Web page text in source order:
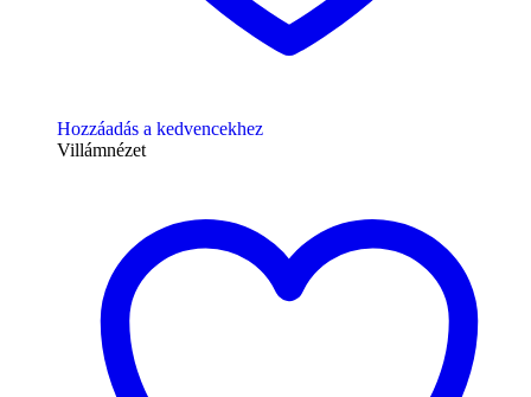
Hozzáadás a kedvencekhez
Villámnézet